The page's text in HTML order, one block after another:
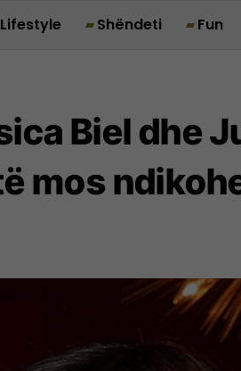
Lifestyle Shëndeti Fun
Biel dhe
mos